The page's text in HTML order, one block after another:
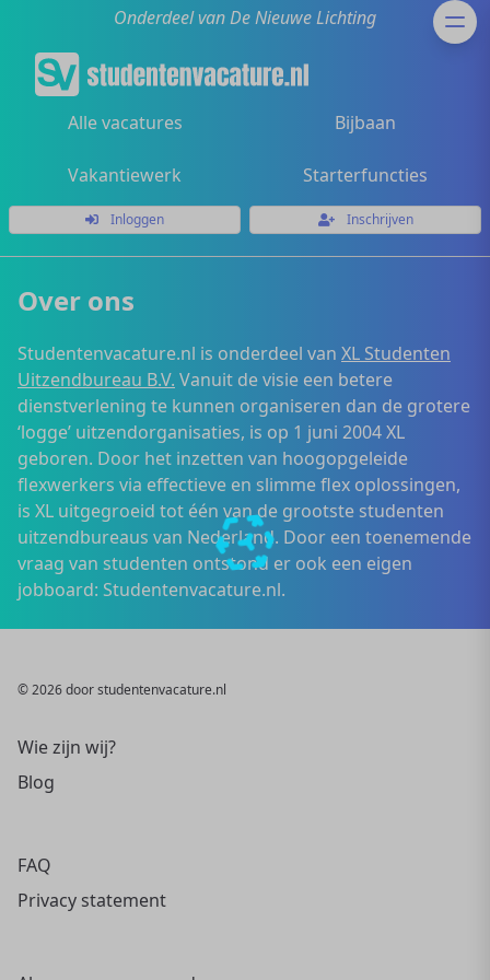
Onderdeel van De Nieuwe Lichting
Alle vacatures Bijbaan
Vakantiewerk Starterfuncties
Inloggen Inschrijven
Over ons
Studentenvacature.nl is onderdeel van XL Studenten
Uitzendbureau B.V. Vanuit de visie een betere
dienstverlening te kunnen organiseren dan de grotere
‘logge’ uitzendorganisaties, is op 1 juni 2004 XL
geboren. Door het inzetten van hoogopgeleide
flexwerkers via effectieve en slimme flex oplossingen,
is XL uitgegroeid tot één van de grootste studenten
uitzendbureaus van Nederland. Door een toenemende
vraag van studenten ontstond er ook een eigen
jobboard: Studentenvacature.nl.
© 2026 door studentenvacature.nl
Wie zijn wij?
Blog
FAQ
Privacy statement